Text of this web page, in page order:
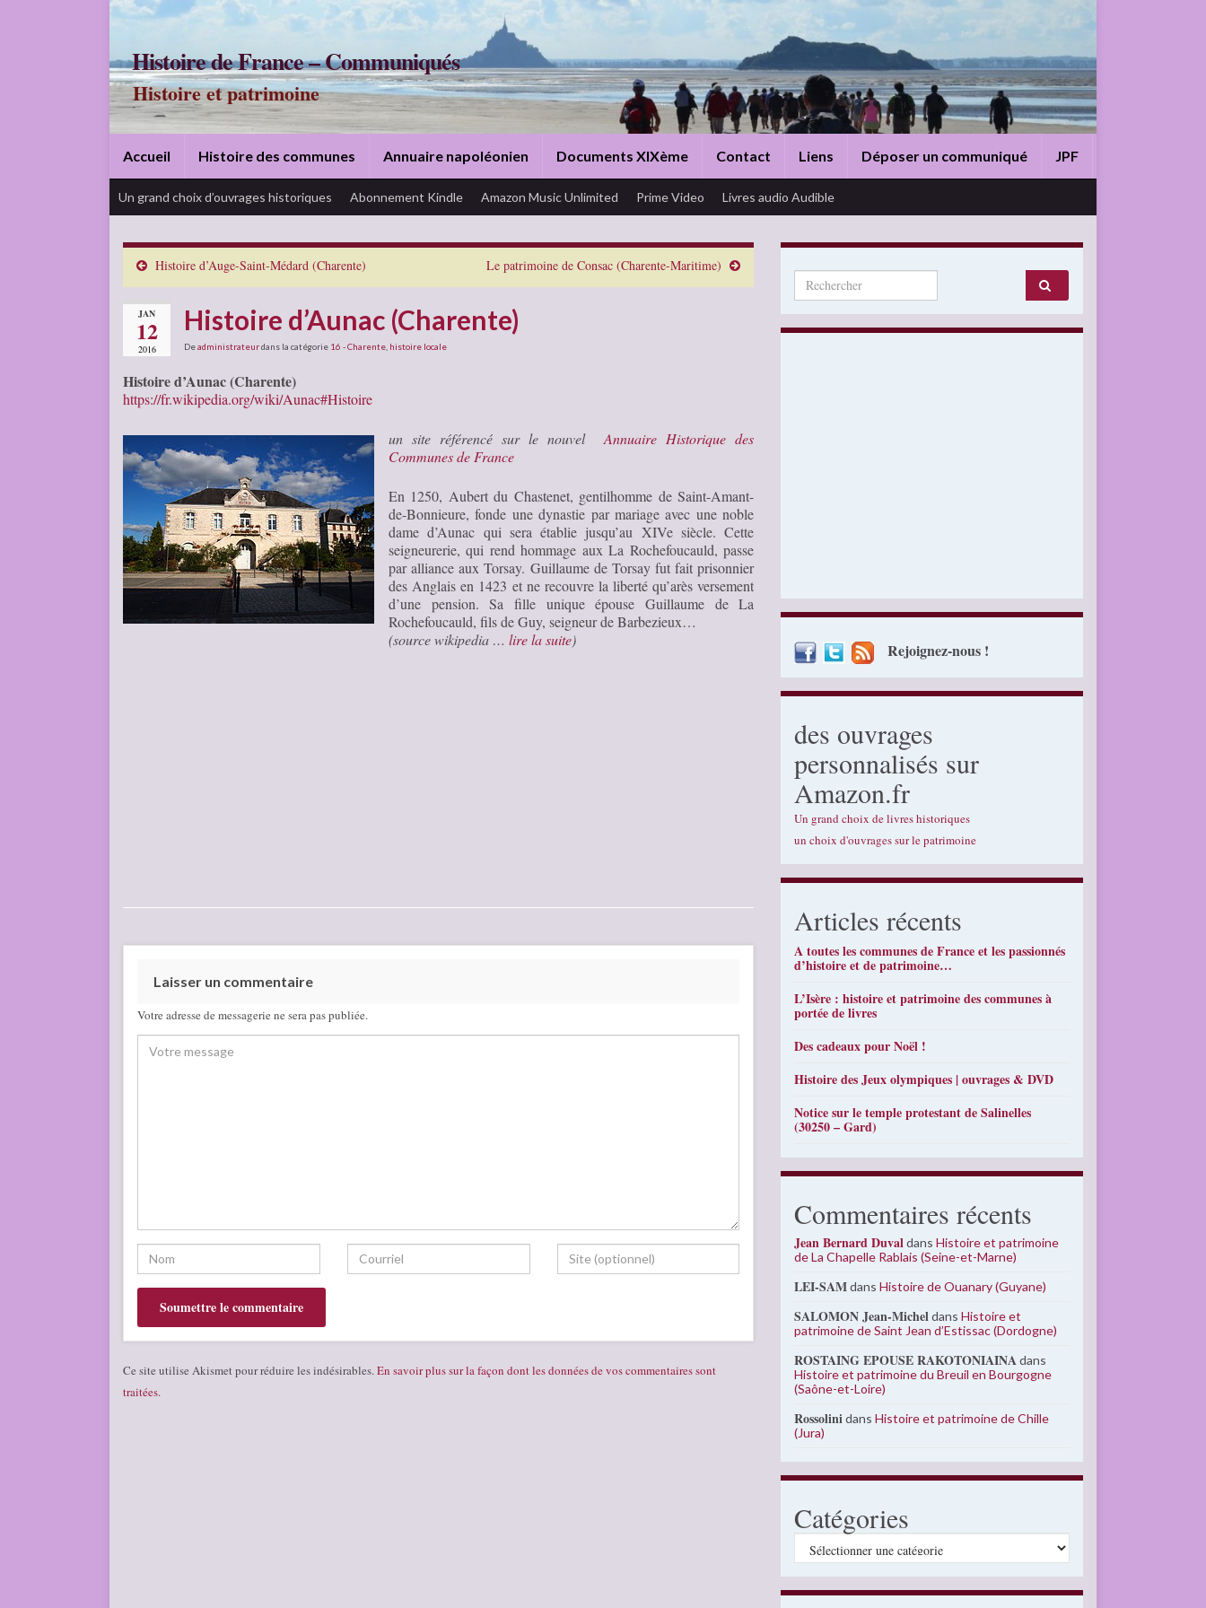
Histoire de France – Communiqués
Histoire et patrimoine
Accueil Histoire des communes Annuaire napoléonien Documents XIXème Contact Liens Déposer un communiqué JPF
Un grand choix d’ouvrages historiques Abonnement Kindle Amazon Music Unlimited Prime Video Livres audio Audible
Histoire d’Auge-Saint-Médard (Charente) Le patrimoine de Consac (Charente-Maritime)
JAN
12
2016
Histoire d’Aunac (Charente)
Deadministrateurdans la catégorie 16 - Charente histoire locale
Histoire d’Aunac (Charente)
https://fr.wikipedia.org/wiki/Aunac#Histoire
un site référencé sur le nouvelAnnuaire Historique des
Communes de France
En 1250, Aubert du Chastenet, gentilhomme de Saint-Amant-
de-Bonnieure, fonde une dynastie par mariage avec une noble
dame d’Aunac qui sera établie jusqu’au XIVe siècle. Cette
seigneurerie, qui rend hommage aux La Rochefoucauld, passe
par alliance aux Torsay. Guillaume de Torsay fut fait prisonnier
des Anglais en 1423 et ne recouvre la liberté qu’arès versement
d’une pension. Sa fille unique épouse Guillaume de La
Rochefoucauld, fils de Guy, seigneur de Barbezieux…
(source wikipedia … lire la suite)
Laisser un commentaire
Votre adresse de messagerie ne sera pas publiée.
Ce site utilise Akismet pour réduire les indésirables. En savoir plus sur la façon dont les données de vos commentaires sont
traitées.
Search for:
Rejoignez-nous !
des ouvrages
personnalisés sur
Amazon.fr
Un grand choix de livres historiques
un choix d'ouvrages sur le patrimoine
Articles récents
A toutes les communes de France et les passionnés
d’histoire et de patrimoine…
L’Isère : histoire et patrimoine des communes à
portée de livres
Des cadeaux pour Noël !
Histoire des Jeux olympiques | ouvrages & DVD
Notice sur le temple protestant de Salinelles
(30250 – Gard)
Commentaires récents
Jean Bernard DuvaldansHistoire et patrimoine
de La Chapelle Rablais (Seine-et-Marne)
LEI-SAMdansHistoire de Ouanary (Guyane)
SALOMON Jean-MicheldansHistoire et
patrimoine de Saint Jean d’Estissac (Dordogne)
ROSTAING EPOUSE RAKOTONIAINAdans
Histoire et patrimoine du Breuil en Bourgogne
(Saône-et-Loire)
RossolinidansHistoire et patrimoine de Chille
(Jura)
Catégories
Catégories